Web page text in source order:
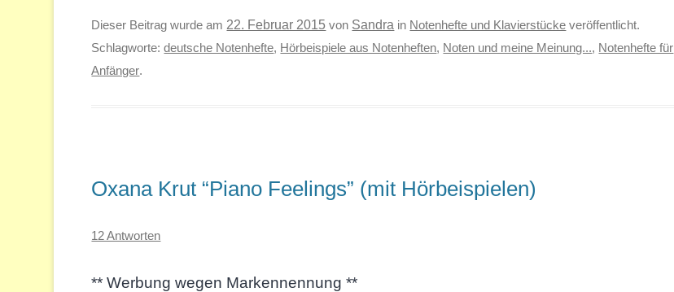
Dieser Beitrag wurde am 22. Februar 2015 von Sandra in Notenhefte und Klavierstücke veröffentlicht.
Schlagworte:deutsche Notenhefte, Hörbeispiele aus Notenheften, Noten und meine Meinung..., Notenhefte für
Anfänger.
Oxana Krut “Piano Feelings” (mit Hörbeispielen)
12 Antworten
** Werbung wegen Markennennung **